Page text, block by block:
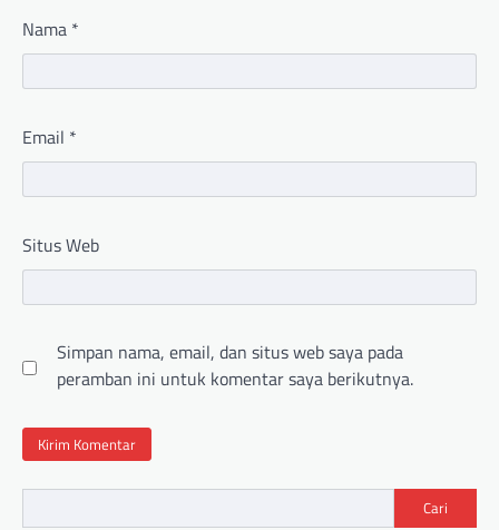
Nama *
Email *
Situs Web
Simpan nama, email, dan situs web saya pada
peramban ini untuk komentar saya berikutnya.
Cari